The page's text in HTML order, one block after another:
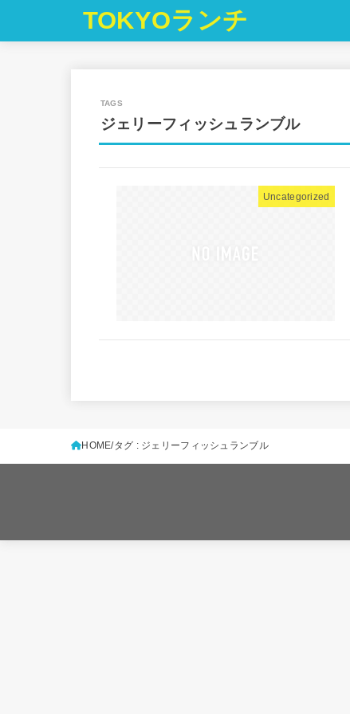
TOKYOランチ
ジェリーフィッシュランブル
Uncategorized
HOME タグ : ジェリーフィッシュランブル